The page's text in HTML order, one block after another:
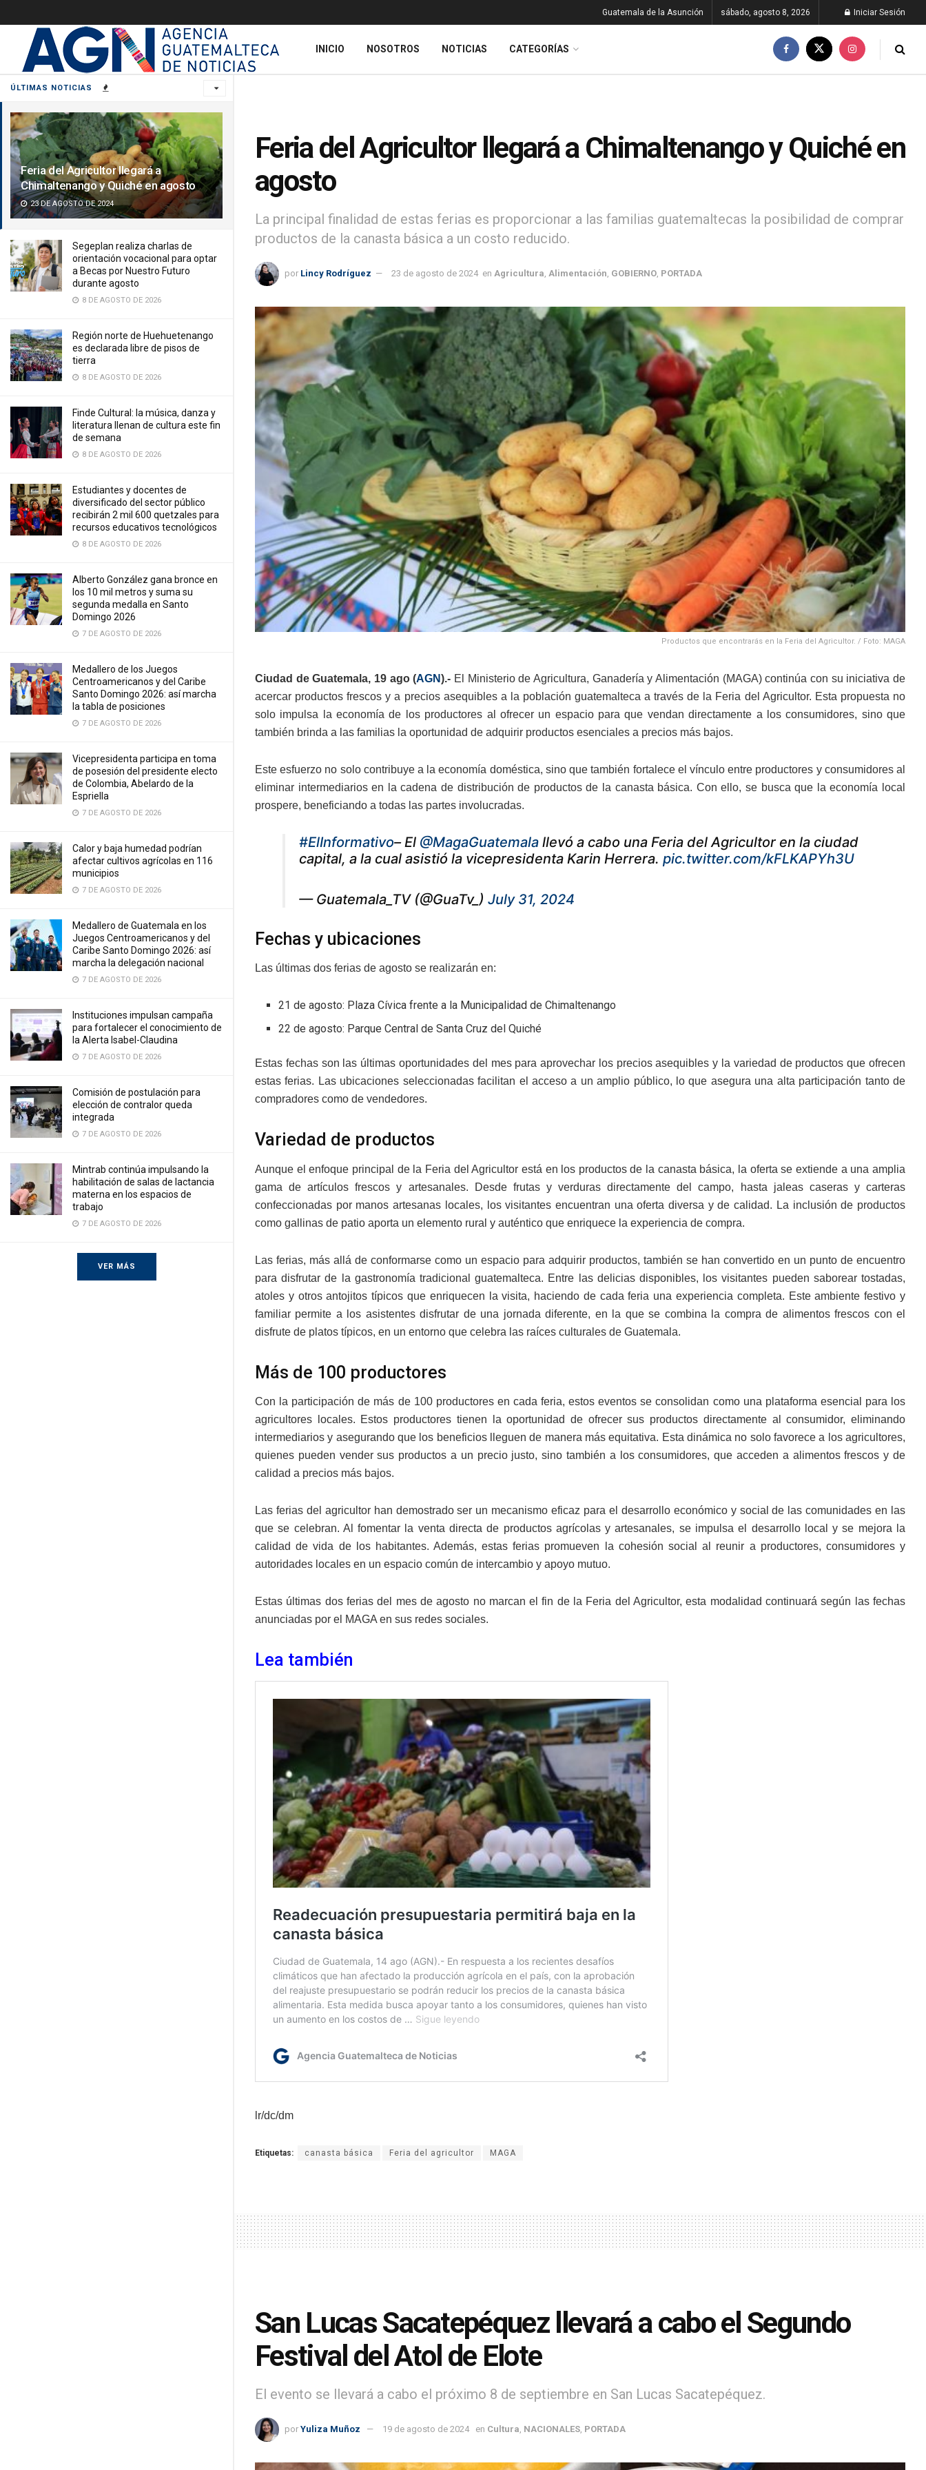
ÚLTIMAS NOTICIAS
Feria del Agricultor llegará a
Chimaltenango y Quiché en agosto
23 DE AGOSTO DE 2024
Segeplan realiza charlas de
orientación vocacional para optar
a Becas por Nuestro Futuro
durante agosto
8 DE AGOSTO DE 2026
Región norte de Huehuetenango
es declarada libre de pisos de
tierra
8 DE AGOSTO DE 2026
Finde Cultural: la música, danza y
literatura llenan de cultura este fin
de semana
8 DE AGOSTO DE 2026
Estudiantes y docentes de
diversificado del sector público
recibirán 2 mil 600 quetzales para
recursos educativos tecnológicos
8 DE AGOSTO DE 2026
Alberto González gana bronce en
los 10 mil metros y suma su
segunda medalla en Santo
Domingo 2026
7 DE AGOSTO DE 2026
Medallero de los Juegos
Centroamericanos y del Caribe
Santo Domingo 2026: así marcha
la tabla de posiciones
7 DE AGOSTO DE 2026
Vicepresidenta participa en toma
de posesión del presidente electo
de Colombia, Abelardo de la
Espriella
7 DE AGOSTO DE 2026
Calor y baja humedad podrían
afectar cultivos agrícolas en 116
municipios
7 DE AGOSTO DE 2026
Medallero de Guatemala en los
Juegos Centroamericanos y del
Caribe Santo Domingo 2026: así
marcha la delegación nacional
7 DE AGOSTO DE 2026
Instituciones impulsan campaña
para fortalecer el conocimiento de
la Alerta Isabel-Claudina
7 DE AGOSTO DE 2026
Comisión de postulación para
elección de contralor queda
integrada
7 DE AGOSTO DE 2026
Mintrab continúa impulsando la
habilitación de salas de lactancia
materna en los espacios de
trabajo
7 DE AGOSTO DE 2026
VER MÁS
Guatemala de la Asunción sábado, agosto 8, 2026 Iniciar Sesión
INICIO NOSOTROS NOTICIAS CATEGORÍAS
Feria del Agricultor llegará a Chimaltenango y Quiché en
agosto
La principal finalidad de estas ferias es proporcionar a las familias guatemaltecas la posibilidad de comprar
productos de la canasta básica a un costo reducido.
por Lincy Rodríguez 23 de agosto de 2024 en Agricultura Alimentación GOBIERNO PORTADA
Productos que encontrarás en la Feria del Agricultor. / Foto: MAGA
Ciudad de Guatemala, 19 ago (AGN).- El Ministerio de Agricultura, Ganadería y Alimentación (MAGA) continúa con su iniciativa de
acercar productos frescos y a precios asequibles a la población guatemalteca a través de la Feria del Agricultor. Esta propuesta no
solo impulsa la economía de los productores al ofrecer un espacio para que vendan directamente a los consumidores, sino que
también brinda a las familias la oportunidad de adquirir productos esenciales a precios más bajos.
Este esfuerzo no solo contribuye a la economía doméstica, sino que también fortalece el vínculo entre productores y consumidores al
eliminar intermediarios en la cadena de distribución de productos de la canasta básica. Con ello, se busca que la economía local
prospere, beneficiando a todas las partes involucradas.
#ElInformativo– El @MagaGuatemala llevó a cabo una Feria del Agricultor en la ciudad
capital, a la cual asistió la vicepresidenta Karin Herrera. pic.twitter.com/kFLKAPYh3U
— Guatemala_TV (@GuaTv_) July 31, 2024
Fechas y ubicaciones
Las últimas dos ferias de agosto se realizarán en:
21 de agosto: Plaza Cívica frente a la Municipalidad de Chimaltenango
22 de agosto: Parque Central de Santa Cruz del Quiché
Estas fechas son las últimas oportunidades del mes para aprovechar los precios asequibles y la variedad de productos que ofrecen
estas ferias. Las ubicaciones seleccionadas facilitan el acceso a un amplio público, lo que asegura una alta participación tanto de
compradores como de vendedores.
Variedad de productos
Aunque el enfoque principal de la Feria del Agricultor está en los productos de la canasta básica, la oferta se extiende a una amplia
gama de artículos frescos y artesanales. Desde frutas y verduras directamente del campo, hasta jaleas caseras y carteras
confeccionadas por manos artesanas locales, los visitantes encuentran una oferta diversa y de calidad. La inclusión de productos
como gallinas de patio aporta un elemento rural y auténtico que enriquece la experiencia de compra.
Las ferias, más allá de conformarse como un espacio para adquirir productos, también se han convertido en un punto de encuentro
para disfrutar de la gastronomía tradicional guatemalteca. Entre las delicias disponibles, los visitantes pueden saborear tostadas,
atoles y otros antojitos típicos que enriquecen la visita, haciendo de cada feria una experiencia completa. Este ambiente festivo y
familiar permite a los asistentes disfrutar de una jornada diferente, en la que se combina la compra de alimentos frescos con el
disfrute de platos típicos, en un entorno que celebra las raíces culturales de Guatemala.
Más de 100 productores
Con la participación de más de 100 productores en cada feria, estos eventos se consolidan como una plataforma esencial para los
agricultores locales. Estos productores tienen la oportunidad de ofrecer sus productos directamente al consumidor, eliminando
intermediarios y asegurando que los beneficios lleguen de manera más equitativa. Esta dinámica no solo favorece a los agricultores,
quienes pueden vender sus productos a un precio justo, sino también a los consumidores, que acceden a alimentos frescos y de
calidad a precios más bajos.
Las ferias del agricultor han demostrado ser un mecanismo eficaz para el desarrollo económico y social de las comunidades en las
que se celebran. Al fomentar la venta directa de productos agrícolas y artesanales, se impulsa el desarrollo local y se mejora la
calidad de vida de los habitantes. Además, estas ferias promueven la cohesión social al reunir a productores, consumidores y
autoridades locales en un espacio común de intercambio y apoyo mutuo.
Estas últimas dos ferias del mes de agosto no marcan el fin de la Feria del Agricultor, esta modalidad continuará según las fechas
anunciadas por el MAGA en sus redes sociales.
Lea también
lr/dc/dm
Etiquetas: canasta básica Feria del agricultor MAGA
San Lucas Sacatepéquez llevará a cabo el Segundo
Festival del Atol de Elote
El evento se llevará a cabo el próximo 8 de septiembre en San Lucas Sacatepéquez.
por Yuliza Muñoz 19 de agosto de 2024 en Cultura NACIONALES PORTADA